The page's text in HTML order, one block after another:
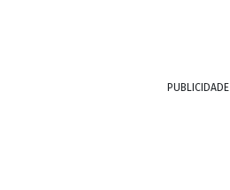
PUBLICIDADE